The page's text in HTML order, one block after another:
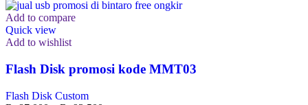
Add to compare
Quick view
Add to wishlist
Flash Disk promosi kode MMT03
Flash Disk Custom